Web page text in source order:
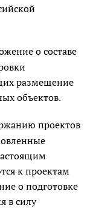
о составе
размещение
объектов.
проектов
к проектам
о подготовке
в силу